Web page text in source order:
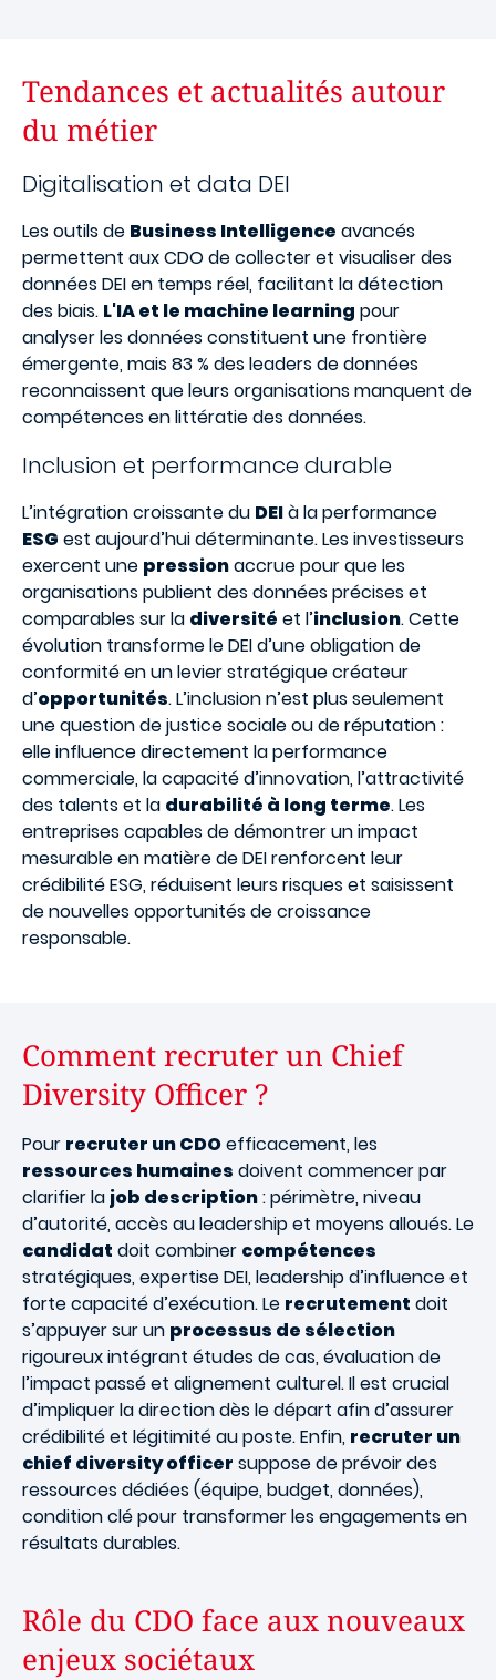
Tendances et actualités autour
du métier
Digitalisation et data DEI
Les outils de Business Intelligence avancés
permettent aux CDO de collecter et visualiser des
données DEI en temps réel, facilitant la détection
des biais. L'IA et le machine learning pour
analyser les données constituent une frontière
émergente, mais 83 % des leaders de données
reconnaissent que leurs organisations manquent de
compétences en littératie des données.
Inclusion et performance durable
L’intégration croissante du DEIà la performance
ESG est aujourd’hui déterminante. Les investisseurs
exercent une pressionaccrue pour que les
organisations publient des données précises et
comparables sur la diversité et l’inclusion. Cette
évolution transforme le DEI d’une obligation de
conformité en un levier stratégique créateur
d’opportunités. L’inclusion n’est plus seulement
une question de justice sociale ou de réputation :
elle influence directement la performance
commerciale, la capacité d’innovation, l’attractivité
des talents et la durabilité à long terme. Les
entreprises capables de démontrer un impact
mesurable en matière de DEI renforcent leur
crédibilité ESG, réduisent leurs risques et saisissent
de nouvelles opportunités de croissance
responsable.
Comment recruter un Chief
Diversity Officer ?
Pour recruter un CDOefficacement, les
ressources humaines doivent commencer par
clarifier la job description: périmètre, niveau
d’autorité, accès au leadership et moyens alloués. Le
candidat doit combiner compétences
stratégiques, expertise DEI, leadership d’influence et
forte capacité d’exécution. Le recrutement doit
s’appuyer sur un processus de sélection
rigoureux intégrant études de cas, évaluation de
l’impact passé et alignement culturel. Il est crucial
d’impliquer la direction dès le départ afin d’assurer
crédibilité et légitimité au poste. Enfin, recruter un
chief diversity officer suppose de prévoir des
ressources dédiées (équipe, budget, données),
condition clé pour transformer les engagements en
résultats durables.
Rôle du CDO face aux nouveaux
enjeux sociétaux